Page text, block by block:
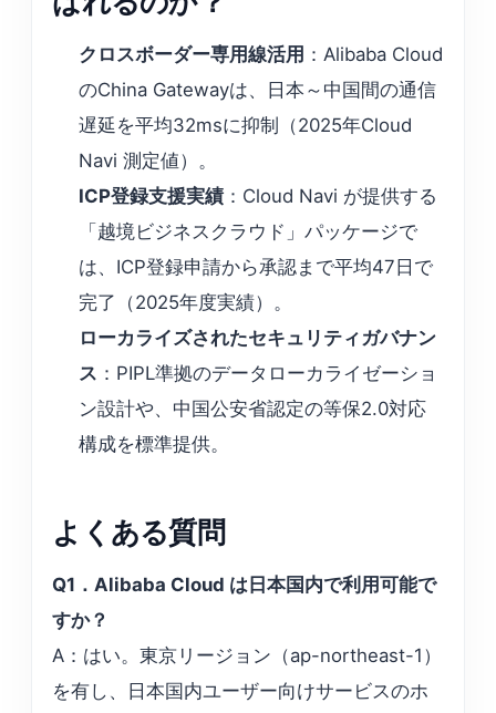
クロスボーダー専用線活用 ：Alibaba Cloud
のChina Gatewayは、日本～中国間の通信
遅延を平均32msに抑制（2025年Cloud
Navi 測定値）。
ICP登録支援実績：Cloud Navi が提供する
「越境ビジネスクラウド」パッケージで
は、ICP登録申請から承認まで平均47日で
完了（2025年度実績）。
ローカライズされたセキュリティガバナン
ス ：PIPL準拠のデータローカライゼーショ
ン設計や、中国公安省認定の等保2.0対応
構成を標準提供。
よくある質問
Q1．Alibaba Cloud は日本国内で利用可能で
すか？
A：はい。東京リージョン（ap-northeast-1）
を有し、日本国内ユーザー向けサービスのホ